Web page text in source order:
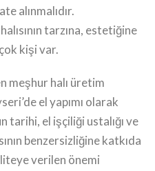
alınmalıdır.
tarzına, estetiğine
kişi var.
meşhur halı üretim
el yapımı olarak
el işçiliği ustalığı ve
benzersizliğine katkıda
verilen önemi